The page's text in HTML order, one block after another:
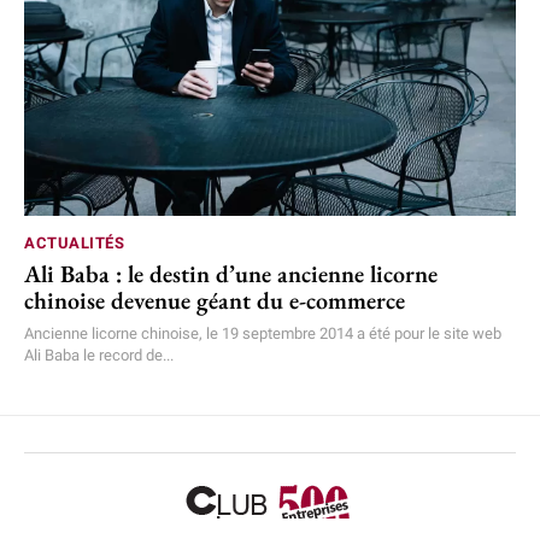
ACTUALITÉS
Ali Baba : le destin d’une ancienne licorne
chinoise devenue géant du e-commerce
Ancienne licorne chinoise, le 19 septembre 2014 a été pour le site web
Ali Baba le record de...